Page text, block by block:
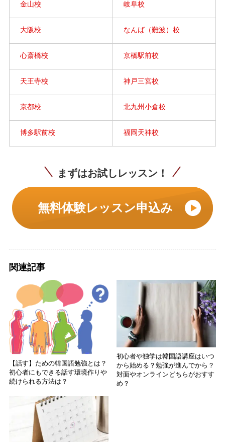
金山校 岐阜校
大阪校 なんば（難波）校
心斎橋校 京橋駅前校
天王寺校 神戸三宮校
京都校 北九州小倉校
博多駅前校 福岡天神校
まずはお試しレッスン！
無料体験レッスン申込み
関連記事
【話す】ための韓国語勉強とは？
初心者にもできる話す環境作りや
続けられる方法は？
初心者や独学は韓国語講座はいつ
から始める？勉強が進んでから？
対面やオンラインどちらがおすす
め？